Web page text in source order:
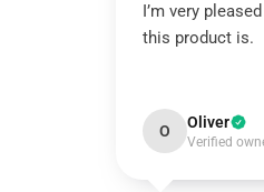
I’m very
this product is.
O Oliver
Verified